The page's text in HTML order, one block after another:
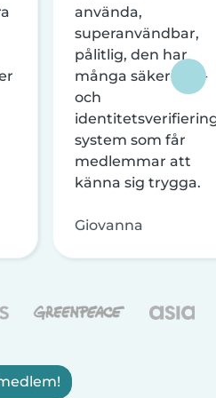
använda,
superanvändbar,
pålitlig, den har
många säkerhets-
och
system som får
medlemmar att
känna sig trygga.
Giovanna